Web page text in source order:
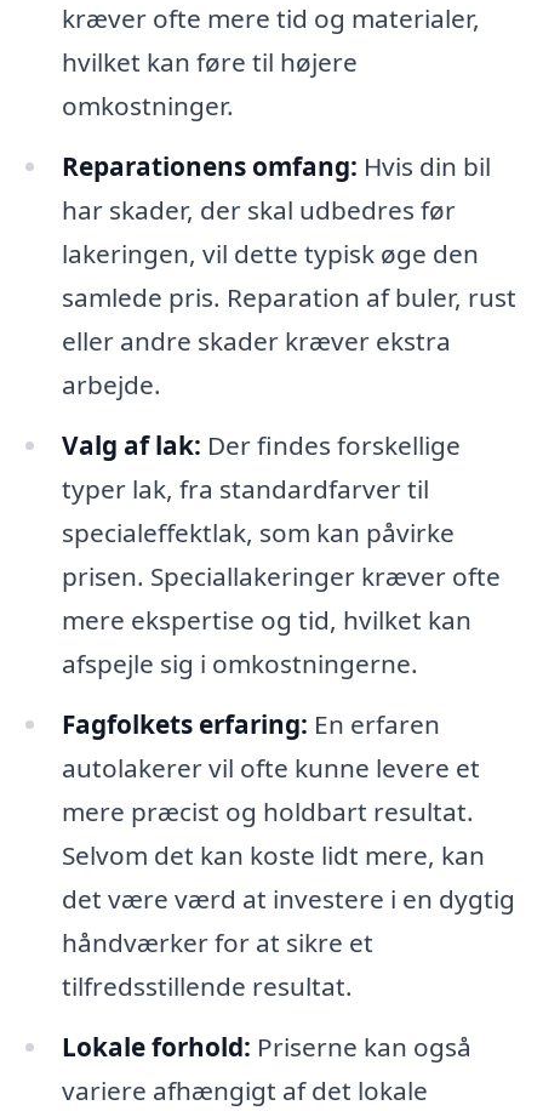
kræver ofte mere tid og materialer,
hvilket kan føre til højere
omkostninger.
Reparationens omfang: Hvis din bil
har skader, der skal udbedres før
lakeringen, vil dette typisk øge den
samlede pris. Reparation af buler, rust
eller andre skader kræver ekstra
arbejde.
Valg af lak: Der findes forskellige
typer lak, fra standardfarver til
specialeffektlak, som kan påvirke
prisen. Speciallakeringer kræver ofte
mere ekspertise og tid, hvilket kan
afspejle sig i omkostningerne.
Fagfolkets erfaring: En erfaren
autolakerer vil ofte kunne levere et
mere præcist og holdbart resultat.
Selvom det kan koste lidt mere, kan
det være værd at investere i en dygtig
håndværker for at sikre et
tilfredsstillende resultat.
Lokale forhold: Priserne kan også
variere afhængigt af det lokale